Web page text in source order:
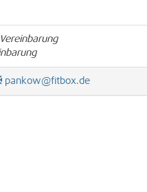
pankow@fitbox.de